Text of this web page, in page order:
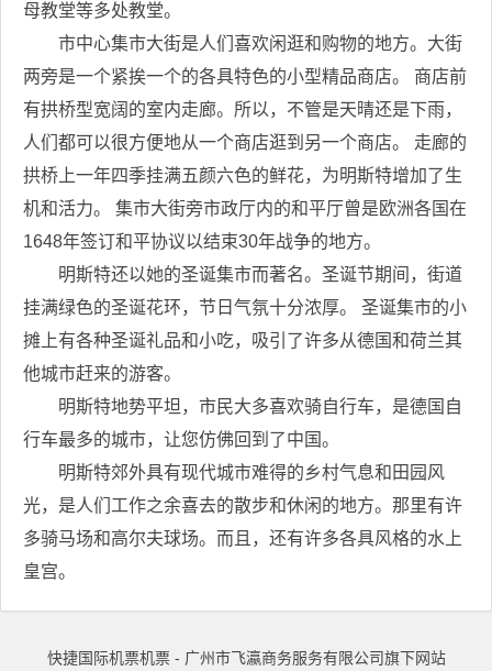
母教堂等多处教堂。
市中心集市大街是人们喜欢闲逛和购物的地方。大街
两旁是一个紧挨一个的各具特色的小型精品商店。 商店前
有拱桥型宽阔的室内走廊。所以，不管是天晴还是下雨，
人们都可以很方便地从一个商店逛到另一个商店。 走廊的
拱桥上一年四季挂满五颜六色的鲜花，为明斯特增加了生
机和活力。 集市大街旁市政厅内的和平厅曾是欧洲各国在
1648年签订和平协议以结束30年战争的地方。
明斯特还以她的圣诞集市而著名。圣诞节期间，街道
挂满绿色的圣诞花环，节日气氛十分浓厚。 圣诞集市的小
摊上有各种圣诞礼品和小吃，吸引了许多从德国和荷兰其
他城市赶来的游客。
明斯特地势平坦，市民大多喜欢骑自行车，是德国自
行车最多的城市，让您仿佛回到了中国。
明斯特郊外具有现代城市难得的乡村气息和田园风
光，是人们工作之余喜去的散步和休闲的地方。那里有许
多骑马场和高尔夫球场。而且，还有许多各具风格的水上
皇宫。
快捷国际机票机票 - 广州市飞瀛商务服务有限公司旗下网站